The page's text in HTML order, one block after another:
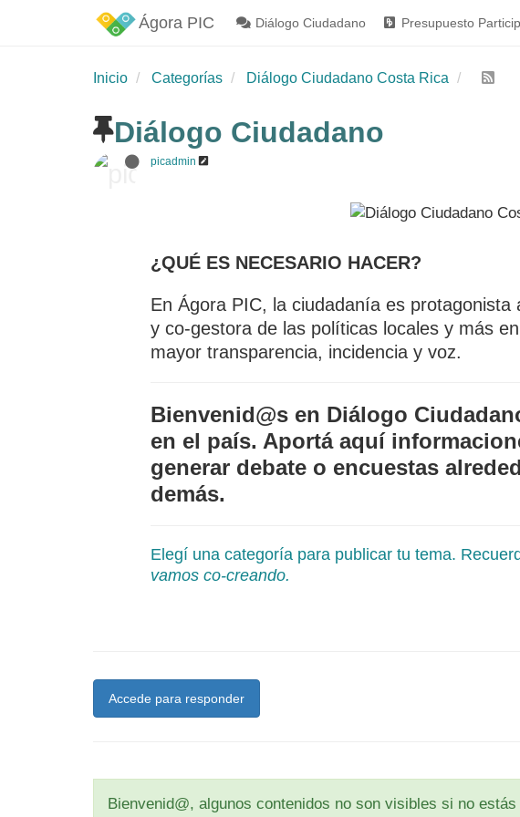
Ágora PIC Diálogo Ciudadano Presupuesto
Inicio Categorías Diálogo Ciudadano Costa Rica
Diálogo Ciudadano
picadmin
¿QUÉ ES NECESARIO HACER?
En Ágora PIC, la ciudadanía es
y co-gestora de las políticas locales y más
mayor transparencia, incidencia y voz.
Bienvenid@s en Diálogo
en el país. Aportá aquí
generar debate o encuestas
demás.
Elegí una categoría para publicar tu tema.
vamos co-creando.
Accede para responder
Bienvenid@, algunos contenidos no son visibles si no